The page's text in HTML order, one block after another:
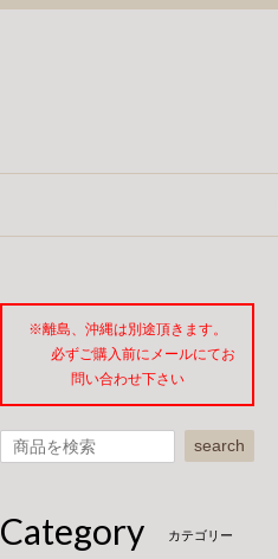
※離島、沖縄は別途頂きます。
必ずご購入前にメールにてお
問い合わせ下さい
search
Category カテゴリー